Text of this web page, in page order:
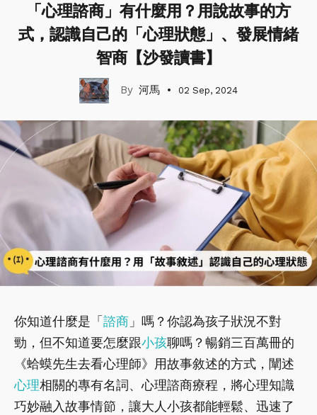
「心理諮商」有什麼用？用說故事的方
式，認識自己的「心理狀態」、發展情緒
智商【沙發讀書】
河馬 02 Sep, 2024
你知道什麼是「 諮商 」嗎？你認為孩子狀況不對
勁，但不知道要怎麼跟小孩聊嗎？暢銷三百萬冊的
《蛤蟆先生去看心理師》用故事敘述的方式，闡述
心理相關的專有名詞、心理諮商療程，將心理知識
巧妙融入故事情節，讓大人小孩都能輕鬆、迅速了